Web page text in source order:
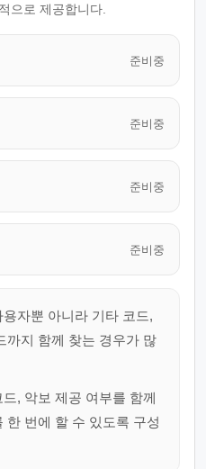
으로 제공합니다.
준비중
준비중
준비중
준비중
자뿐 아니라 기타 코드,
까지 함께 찾는 경우가 많
, 악보 제공 여부를 함께
한 번에 할 수 있도록 구성